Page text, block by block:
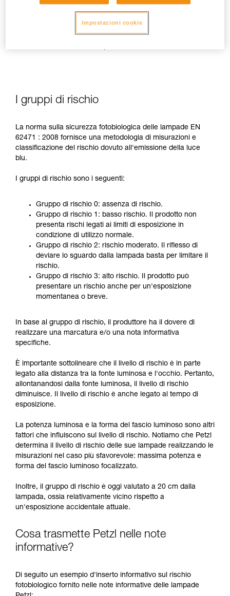
Questo è il motivo per cui come produttore di lampade
frontali, Petzl ha il dovere d'informare i suoi clienti
dell'esistenza di questi rischi, anche se sono
I gruppi di rischio
La norma sulla sicurezza fotobiologica delle lampade EN
62471 : 2008 fornisce una metodologia di misurazioni e
classificazione del rischio dovuto all'emissione della luce
blu.
I gruppi di rischio sono i seguenti:
Gruppo di rischio 0: assenza di rischio.
Gruppo di rischio 1: basso rischio. Il prodotto non
presenta rischi legati ai limiti di esposizione in
condizione di utilizzo normale.
Gruppo di rischio 2: rischio moderato. Il riflesso di
deviare lo sguardo dalla lampada basta per limitare il
rischio.
Gruppo di rischio 3: alto rischio. Il prodotto può
presentare un rischio anche per un'esposizione
momentanea o breve.
In base al gruppo di rischio, il produttore ha il dovere di
realizzare una marcatura e/o una nota informativa
specifiche.
È importante sottolineare che il livello di rischio è in parte
legato alla distanza tra la fonte luminosa e l'occhio. Pertanto,
allontanandosi dalla fonte luminosa, il livello di rischio
diminuisce. Il livello di rischio è anche legato al tempo di
esposizione.
La potenza luminosa e la forma del fascio luminoso sono altri
fattori che influiscono sul livello di rischio. Notiamo che Petzl
determina il livello di rischio delle sue lampade realizzando le
misurazioni nel caso più sfavorevole: massima potenza e
forma del fascio luminoso focalizzato.
Inoltre, il gruppo di rischio è oggi valutato a 20 cm dalla
lampada, ossia relativamente vicino rispetto a
un'esposizione accidentale attuale.
Cosa trasmette Petzl nelle note
informative?
Di seguito un esempio d'inserto informativo sul rischio
fotobiologico fornito nelle note informative delle lampade
Impostazioni cookie